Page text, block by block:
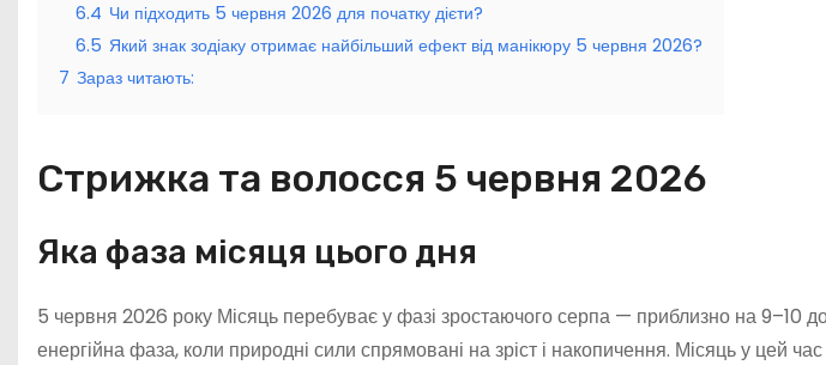
6.4 Чи підходить 5 червня 2026 для початку дієти?
6.5 Який знак зодіаку отримає найбільший ефект від манікюру 5 червня 2026?
7 Зараз читають:
Стрижка та волосся 5 червня 2026
Яка фаза місяця цього дня
5 червня 2026 року Місяць перебуває у фазі зростаючого серпа — приблизно на 9–10
енергійна фаза, коли природні сили спрямовані на зріст і накопичення. Місяць у цей